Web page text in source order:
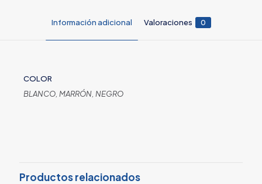
Información adicional Valoraciones 0
COLOR
BLANCO, MARRÓN, NEGRO
puerta abatible/fijo Upvc”
Productos relacionados